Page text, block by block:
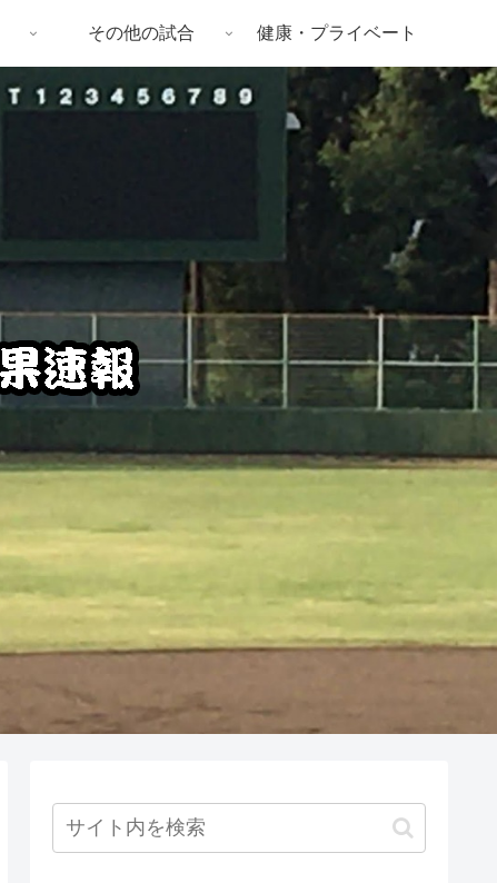
その他の試合 健康・プライベート